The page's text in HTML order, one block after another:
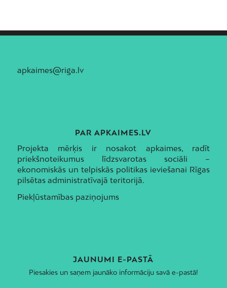
apkaimes@riga.lv
PAR APKAIMES.LV
Projekta mērķis ir nosakot apkaimes, radīt
priekšnoteikumus līdzsvarotas sociāli –
ekonomiskās un telpiskās politikas ieviešanai Rīgas
pilsētas administratīvajā teritorijā.
Piekļūstamības paziņojums
JAUNUMI E-PASTĀ
Piesakies un saņem jaunāko informāciju savā e-pastā!